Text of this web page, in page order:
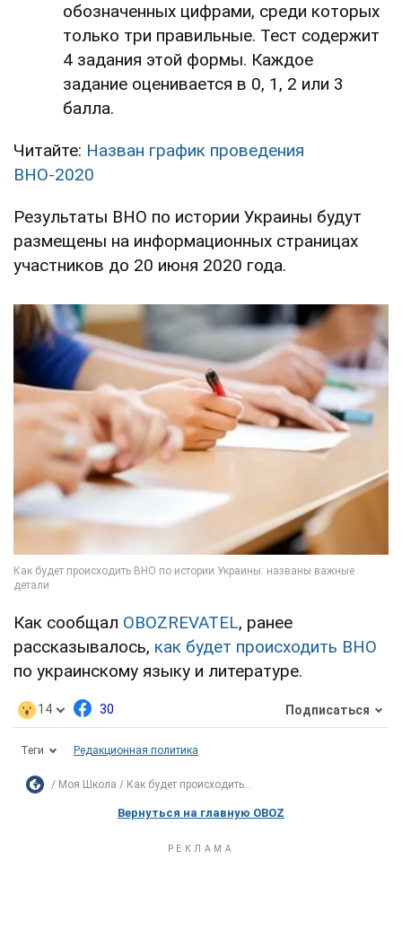
обозначенных цифрами, среди которых
только три правильные. Тест содержит
4 задания этой формы. Каждое
задание оценивается в 0, 1, 2 или 3
балла.
Читайте: Назван график проведения
ВНО-2020
Результаты ВНО по истории Украины будут
размещены на информационных страницах
участников до 20 июня 2020 года.
Как сообщал OBOZREVATEL, ранее
рассказывалось, как будет происходить ВНО
по украинскому языку и литературе.
14 30 Подписаться
Теги Редакционная политика
Моя Школа Как будет происходить...
Вернуться на главную OBOZ